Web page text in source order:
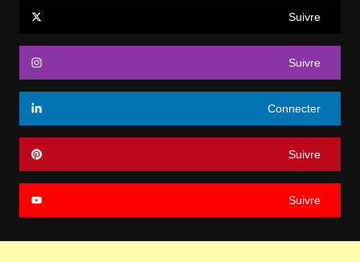
Suivre
Suivre
Connecter
Suivre
Suivre